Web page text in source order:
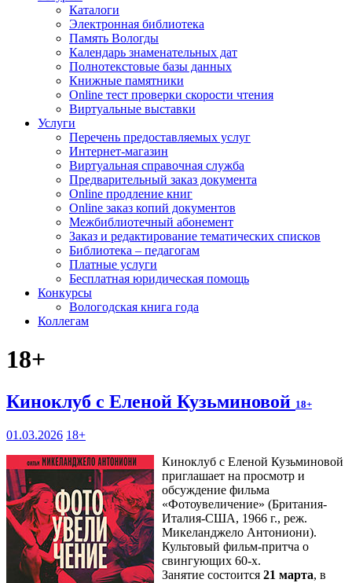
Каталоги
Электронная библиотека
Память Вологды
Календарь знаменательных дат
Полнотекстовые базы данных
Книжные памятники
Online тест проверки скорости чтения
Виртуальные выставки
Услуги
Перечень предоставляемых услуг
Интернет-магазин
Виртуальная справочная служба
Предварительный заказ документа
Online продление книг
Online заказ копий документов
Межбиблиотечный абонемент
Заказ и редактирование тематических списков
Библиотека – педагогам
Платные услуги
Бесплатная юридическая помощь
Конкурсы
Вологодская книга года
Коллегам
18+
Киноклуб с Еленой Кузьминовой 18+
01.03.2026 18+
Киноклуб с Еленой Кузьминовой
приглашает на просмотр и
обсуждение фильма
«Фотоувеличение» (Британия-
Италия-США, 1966 г., реж.
Микеланджело Антониони).
Культовый фильм-притча о
свингующих 60-х.
Занятие состоится 21 марта, в